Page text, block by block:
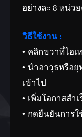
อย่างละ 8 หน่ว
วิธีใช้งาน :
• คลิกขวาที่ไอ
• นำอาวุธหรือ
เข้าไป
• เพิ่มโอกาสสำ
• กดยืนยันการใ